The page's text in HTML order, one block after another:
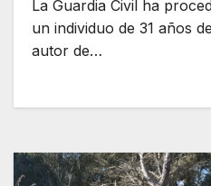
La Guardia Civil ha
un individuo de 31 años
autor de…